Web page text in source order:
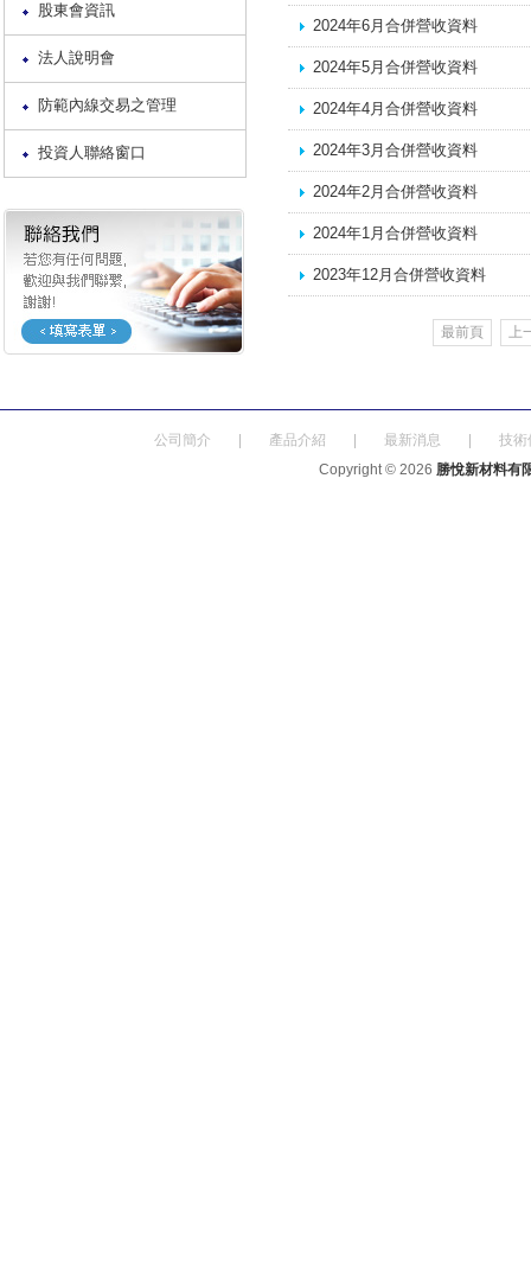
股東會資訊
法人說明會
防範內線交易之管理
投資人聯絡窗口
2024年6月合併營收資料
2024年5月合併營收資料
2024年4月合併營收資料
2024年3月合併營收資料
2024年2月合併營收資料
2024年1月合併營收資料
2023年12月合併營收資料
最前頁 上
公司簡介 產品介紹 最新消息 |技術
Copyright © 2026 勝悅新材料有